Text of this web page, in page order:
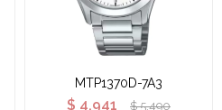
MTP1370D-7A3
$ 4.941 $ 5.490